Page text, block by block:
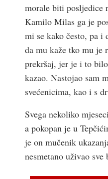
morale biti posljedice
Kamilo Milas ga je
mi se kako često, pa
da mu kaže tko mu je
prekršaj, jer je i to
kazao. Nastojao sam
svećenicima, kao i s
Svega nekoliko
a pokopan je u
je on mučenik
nesmetano uživao